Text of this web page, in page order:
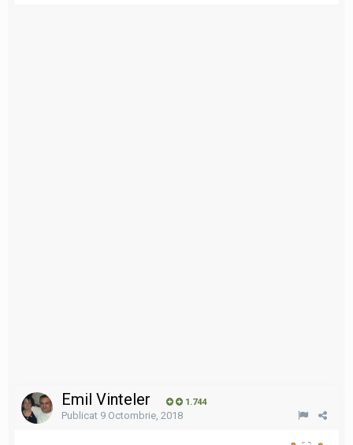
Emil Vinteler 1.744
Publicat 9 Octombrie, 2018